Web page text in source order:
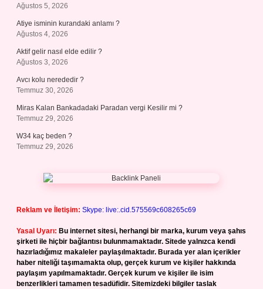
Ağustos 5, 2026
Atiye isminin kurandaki anlamı ?
Ağustos 4, 2026
Aktif gelir nasıl elde edilir ?
Ağustos 3, 2026
Avcı kolu nerededir ?
Temmuz 30, 2026
Miras Kalan Bankadadaki Paradan vergi Kesilir mi ?
Temmuz 29, 2026
W34 kaç beden ?
Temmuz 29, 2026
Reklam ve İletişim: Skype: live:.cid.575569c608265c69
Yasal Uyarı: Bu internet sitesi, herhangi bir marka, kurum veya şahıs
şirketi ile hiçbir bağlantısı bulunmamaktadır. Sitede yalnızca kendi
hazırladığımız makaleler paylaşılmaktadır. Burada yer alan içerikler
haber niteliği taşımamakta olup, gerçek kurum ve kişiler hakkında
paylaşım yapılmamaktadır. Gerçek kurum ve kişiler ile isim
benzerlikleri tamamen tesadüfidir. Sitemizdeki bilgiler taslak